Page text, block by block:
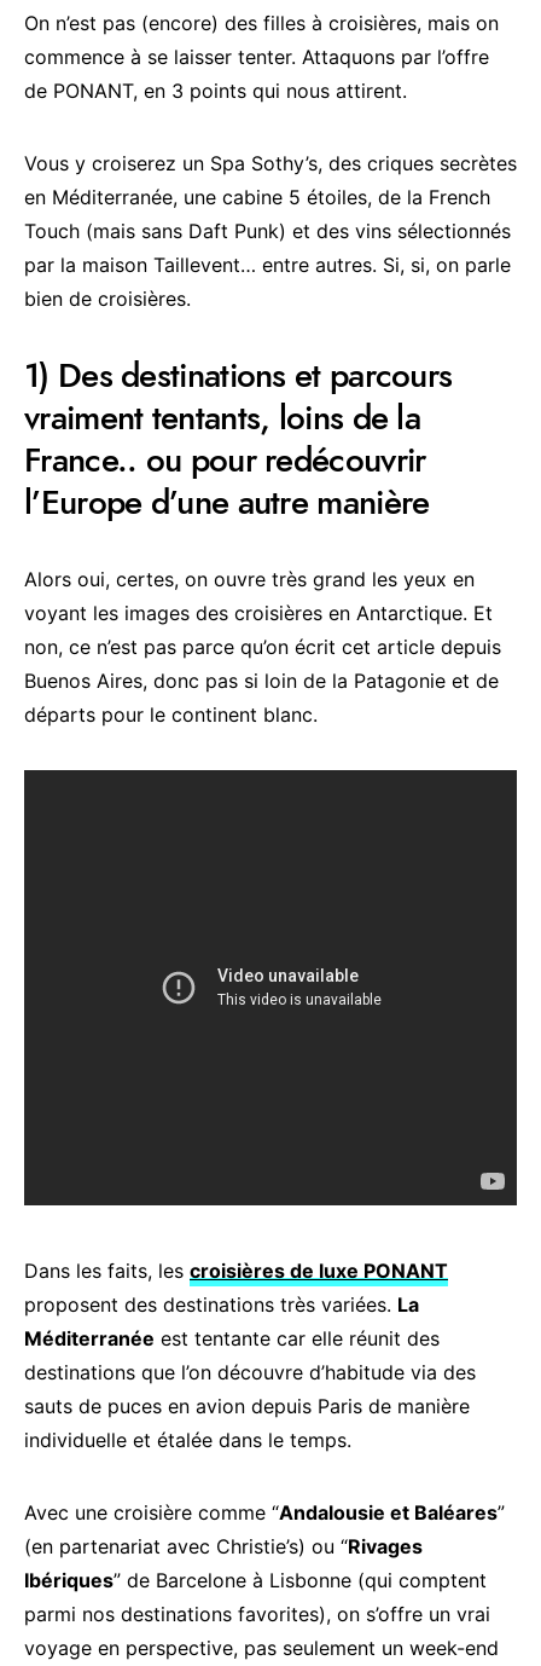
On n’est pas (encore) des filles à croisières, mais on
commence à se laisser tenter. Attaquons par l’offre
de PONANT, en 3 points qui nous attirent.
Vous y croiserez un Spa Sothy’s, des criques secrètes
en Méditerranée, une cabine 5 étoiles, de la French
Touch (mais sans Daft Punk) et des vins sélectionnés
par la maison Taillevent… entre autres. Si, si, on parle
bien de croisières.
1) Des destinations et parcours
vraiment tentants, loins de la
France.. ou pour redécouvrir
l’Europe d’une autre manière
Alors oui, certes, on ouvre très grand les yeux en
voyant les images des croisières en Antarctique. Et
non, ce n’est pas parce qu’on écrit cet article depuis
Buenos Aires, donc pas si loin de la Patagonie et de
départs pour le continent blanc.
Dans les faits, les croisières de luxe PONANT
proposent des destinations très variées. La
Méditerranée est tentante car elle réunit des
destinations que l’on découvre d’habitude via des
sauts de puces en avion depuis Paris de manière
individuelle et étalée dans le temps.
Avec une croisière comme “Andalousie et Baléares”
(en partenariat avec Christie’s) ou “Rivages
Ibériques” de Barcelone à Lisbonne (qui comptent
parmi nos destinations favorites), on s’offre un vrai
voyage en perspective, pas seulement un week-end